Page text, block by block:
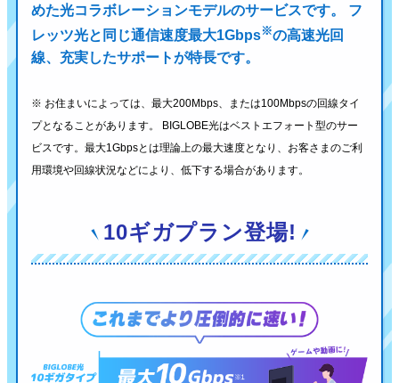
めた光コラボレーションモデルのサービスです。
フ
レッツ光と同じ通信速度最大1Gbps※の高速光回
線、充実したサポートが特長です。
※ お住まいによっては、最大200Mbps、または100Mbpsの回線タイ
プとなることがあります。
BIGLOBE光はベストエフォート型のサー
ビスです。最大1Gbpsとは理論上の最大速度となり、 お客さまのご利
用環境や回線状況などにより、低下する場合があります。
10ギガプラン登場!